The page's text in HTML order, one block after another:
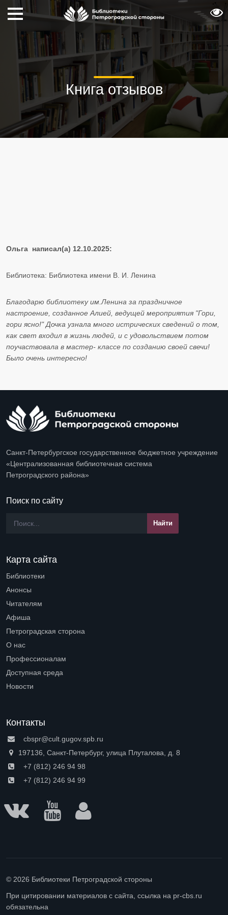
Книга отзывов
Ольга написал(а) 12.10.2025:
Библиотека: Библиотека имени В. И. Ленина
Благодарю библиотеку им.Ленина за праздничное
настроение, созданное Алией, ведущей мероприятия "Гори,
гори ясно!" Дочка узнала много истрических сведений о том,
как свет входил в жизнь людей, и с удовольствием потом
поучаствовала в мастер- классе по созданию своей свечи!
Было очень интересно!
Санкт-Петербургское государственное бюджетное учреждение
«Централизованная библиотечная система
Петроградского района»
Поиск по сайту
Карта сайта
Библиотеки
Анонсы
Читателям
Афиша
Петроградская сторона
О нас
Профессионалам
Доступная среда
Новости
Контакты
cbspr@cult.gugov.spb.ru
197136, Санкт-Петербург, улица Плуталова, д. 8
+7 (812) 246 94 98
+7 (812) 246 94 99
© 2026 Библиотеки Петроградской стороны
При цитировании материалов с сайта, ссылка на pr-cbs.ru
обязательна